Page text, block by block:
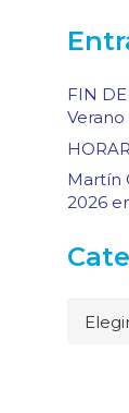
FIN
Verano
Martín
2026